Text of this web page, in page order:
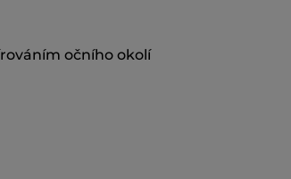
očního okolí